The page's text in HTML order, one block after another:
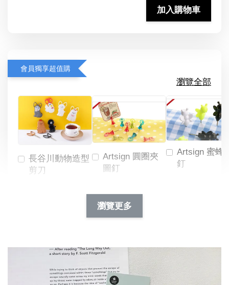
加入購物車
會員獨享超值購
瀏覽全部
長谷川動物造型
剪刀
Artsign 圓圈夾
圖釘
NT$ 19.00
NT$ 66.00
Artsign 蜜蜂
釘
加入購物車
瀏覽更多